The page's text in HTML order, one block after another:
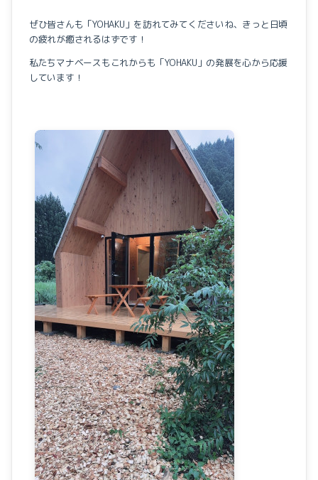
ぜひ皆さんも「YOHAKU」を訪れてみてくださいね、きっと日頃
の疲れが癒されるはずです！
私たちマナベースもこれからも「YOHAKU」の発展を心から応援
しています！